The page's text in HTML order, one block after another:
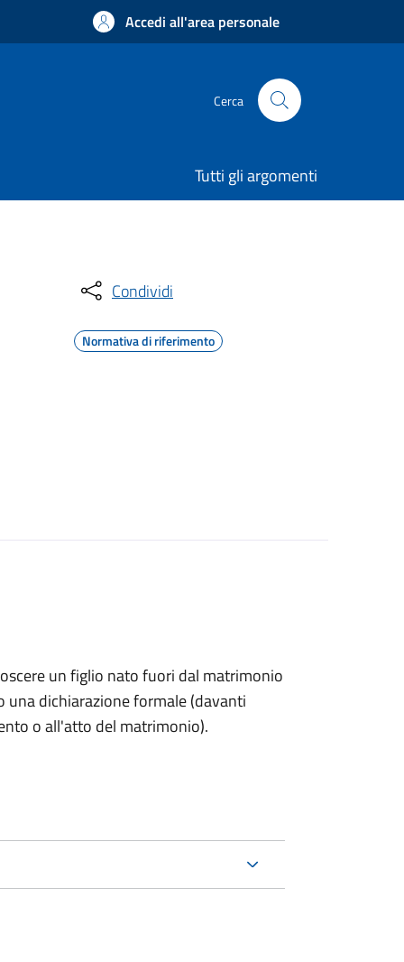
Accedi all'area personale
Cerca
Tutti gli argomenti
Condividi
Normativa di riferimento
un figlio nato fuori dal matrimonio
una dichiarazione formale (davanti
o all'atto del matrimonio).